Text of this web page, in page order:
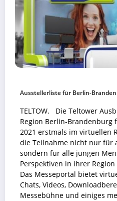
Ausstellerliste für Berlin-
TELTOW. Die Teltower
Region Berlin-Brandenburg
2021 erstmals im virtuellen
die Teilnahme nicht nur für
sondern für alle jungen
Perspektiven in ihrer
Das Messeportal bietet
Chats, Videos,
Messebühne und einiges